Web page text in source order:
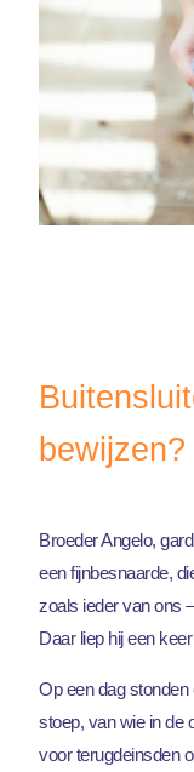
bewijzen?
Broeder Angelo,
een fijnbesnaarde,
zoals ieder van ons
Daar liep hij een
Op een dag stonden
stoep, van wie in de
voor terugdeinsden